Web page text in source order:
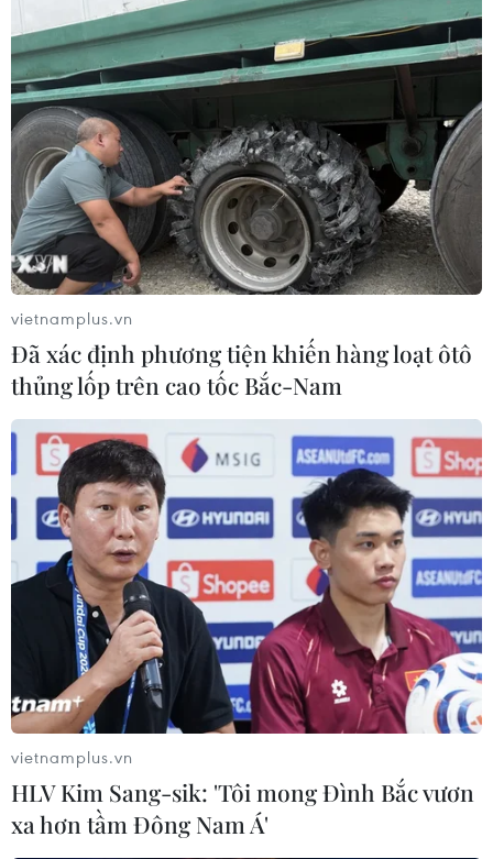
vietnamplus.vn
Đã xác định phương tiện khiến hàng loạt ôtô
thủng lốp trên cao tốc Bắc-Nam
vietnamplus.vn
HLV Kim Sang-sik: 'Tôi mong Đình Bắc vươn
xa hơn tầm Đông Nam Á'